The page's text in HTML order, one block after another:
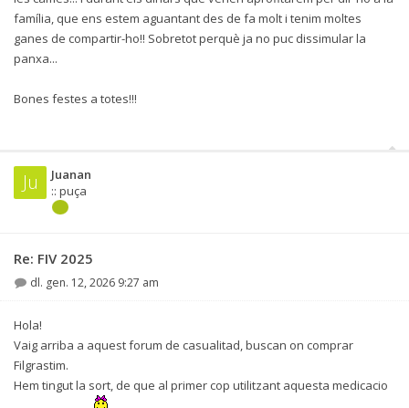
família, que ens estem aguantant des de fa molt i tenim moltes
ganes de compartir-ho!! Sobretot perquè ja no puc dissimular la
panxa...
Bones festes a totes!!!
Ju
Juanan
:: puça
Re: FIV 2025
dl. gen. 12, 2026 9:27 am
Hola!
Vaig arriba a aquest forum de casualitad, buscan on comprar
Filgrastim.
Hem tingut la sort, de que al primer cop utilitzant aquesta medicacio